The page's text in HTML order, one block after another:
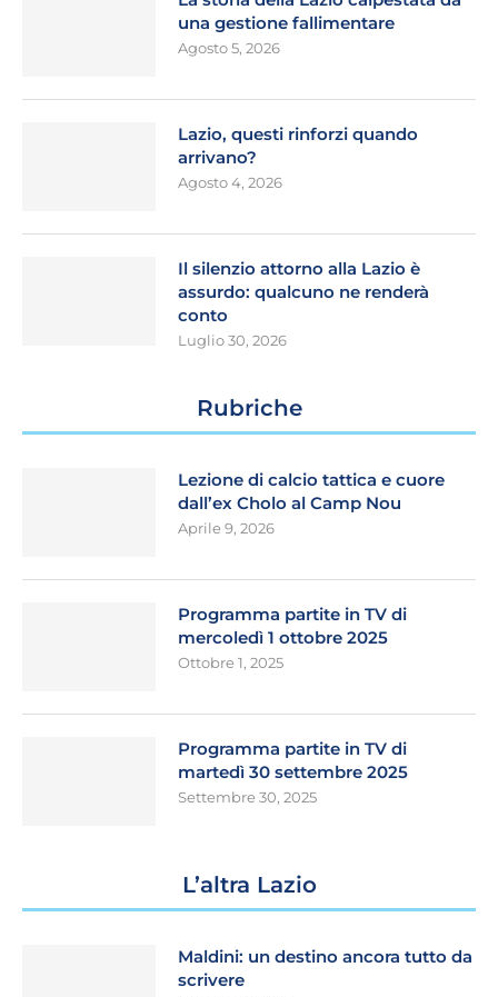
una gestione fallimentare
Agosto 5, 2026
Lazio, questi rinforzi quando
arrivano?
Agosto 4, 2026
Il silenzio attorno alla Lazio è
assurdo: qualcuno ne renderà
conto
Luglio 30, 2026
Rubriche
Lezione di calcio tattica e cuore
dall’ex Cholo al Camp Nou
Aprile 9, 2026
Programma partite in TV di
mercoledì 1 ottobre 2025
Ottobre 1, 2025
Programma partite in TV di
martedì 30 settembre 2025
Settembre 30, 2025
L’altra Lazio
Maldini: un destino ancora tutto da
scrivere